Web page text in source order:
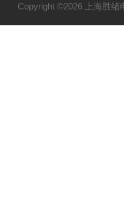
Copyright ©2026 上海胜